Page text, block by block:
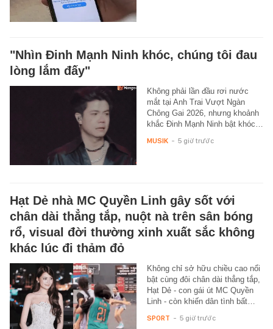
"Nhìn Đinh Mạnh Ninh khóc, chúng tôi đau
lòng lắm đấy"
Không phải lần đầu rơi nước
mắt tại Anh Trai Vượt Ngàn
Chông Gai 2026, nhưng khoảnh
khắc Đinh Mạnh Ninh bật khóc…
MUSIK - 5 giờ trước
Hạt Dẻ nhà MC Quyền Linh gây sốt với
chân dài thẳng tắp, nuột nà trên sân bóng
rổ, visual đời thường xinh xuất sắc không
khác lúc đi thảm đỏ
Không chỉ sở hữu chiều cao nổi
bật cùng đôi chân dài thẳng tắp,
Hạt Dẻ - con gái út MC Quyền
Linh - còn khiến dân tình bất…
SPORT - 5 giờ trước